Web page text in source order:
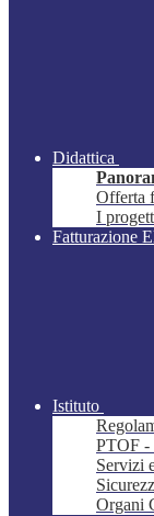
Didattica
Offerta
I
Fatturazione
Istituto
PTOF -
Servizi
Organi